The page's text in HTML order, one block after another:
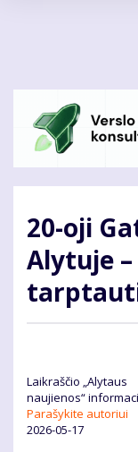
20-oji
Alytuje
Laikraščio „Alytaus
naujienos“
Parašykite autoriui
2026-05-17